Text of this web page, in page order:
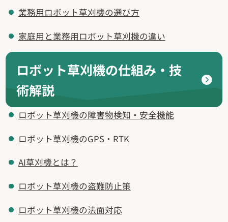
業務用ロボット草刈機の選び方
家庭用と業務用ロボット草刈機の違い
ロボット草刈機の仕組み・技
術解説
ロボット草刈機の障害物検知・安全機能
ロボット草刈機のGPS・RTK
AI草刈機とは？
ロボット草刈機の盗難防止策
ロボット草刈機の法面対応